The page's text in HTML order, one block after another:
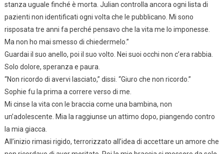
stanza uguale finché è morta. Julian controlla ancora ogni lista di
pazienti non identificati ogni volta che le pubblicano. Mi sono
risposata tre anni fa perché pensavo che la vita me lo imponesse.
Ma non ho mai smesso di chiedermelo.”
Guardai il suo anello, poi il suo volto. Nei suoi occhi non c’era rabbia.
Solo dolore, speranza e paura.
“Non ricordo di avervi lasciato,” dissi. “Giuro che non ricordo.”
Sophie fu la prima a correre verso di me.
Mi cinse la vita con le braccia come una bambina, non
un’adolescente. Mia la raggiunse un attimo dopo, piangendo contro
la mia giacca.
All’inizio rimasi rigido, terrorizzato all’idea di accettare un amore che